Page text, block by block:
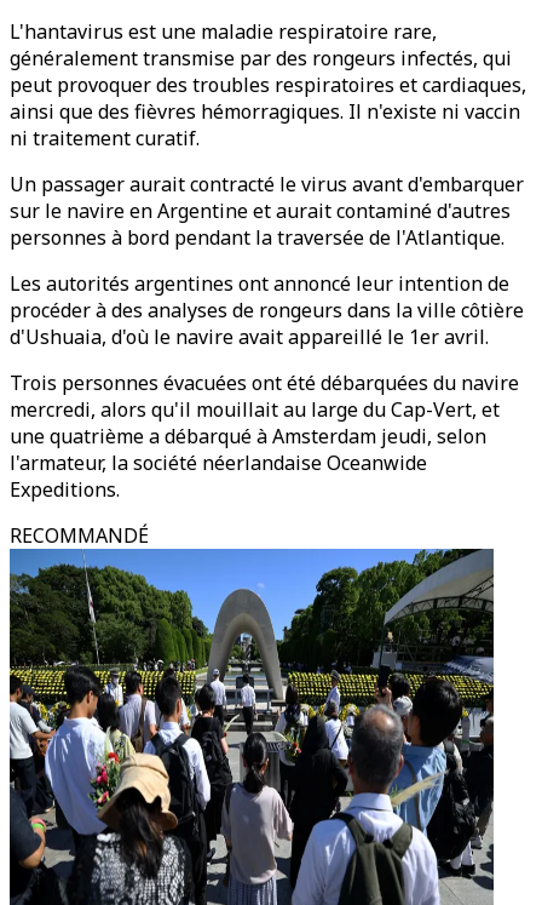
L'hantavirus est une maladie respiratoire rare,
généralement transmise par des rongeurs infectés, qui
peut provoquer des troubles respiratoires et cardiaques,
ainsi que des fièvres hémorragiques. Il n'existe ni vaccin
ni traitement curatif.
Un passager aurait contracté le virus avant d'embarquer
sur le navire en Argentine et aurait contaminé d'autres
personnes à bord pendant la traversée de l'Atlantique.
Les autorités argentines ont annoncé leur intention de
procéder à des analyses de rongeurs dans la ville côtière
d'Ushuaia, d'où le navire avait appareillé le 1er avril.
Trois personnes évacuées ont été débarquées du navire
mercredi, alors qu'il mouillait au large du Cap-Vert, et
une quatrième a débarqué à Amsterdam jeudi, selon
l'armateur, la société néerlandaise Oceanwide
Expeditions.
RECOMMANDÉ